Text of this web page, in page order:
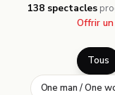
138 spectacles·
Offrir un
Tous
One man / One